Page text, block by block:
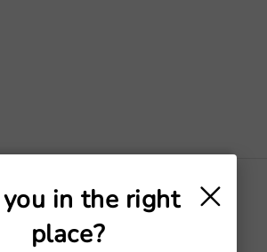
Votre panier est vide
×
in the right
place?